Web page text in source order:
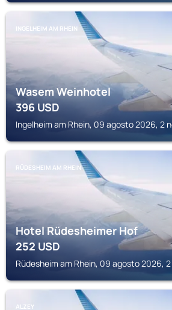
INGELHEIM AM RHEIN
Wasem Weinhotel
396USD
Ingelheim am Rhein, 09 agosto 2026, 2
RÜDESHEIM AM RHEIN
Hotel Rüdesheimer Hof
252USD
Rüdesheim am Rhein, 09 agosto 2026,
ALZEY